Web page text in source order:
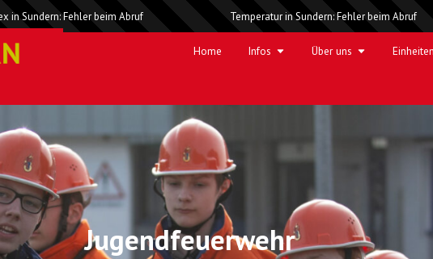
in Sundern: Fehler beim Abruf Temperatur in Sundern: Fehler beim Abruf
Home Infos Über uns Einheiten
Jugendfeuerwehr